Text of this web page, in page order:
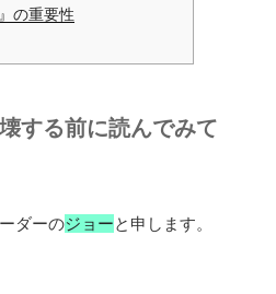
の重要性
する前に読んでみて
ダーのジョーと申します。